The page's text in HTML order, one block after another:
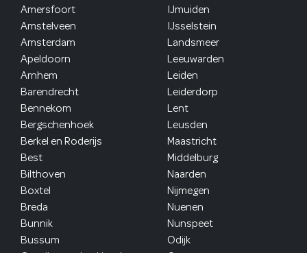
Amersfoort
Amstelveen
Amsterdam
Apeldoorn
Arnhem
Barendrecht
Bennekom
Bergschenhoek
Berkel en Roderijs
Best
Bilthoven
Boxtel
Breda
Bunnik
Bussum
IJmuiden
IJsselstein
Landsmeer
Leeuwarden
Leiden
Leiderdorp
Lent
Leusden
Maastricht
Middelburg
Naarden
Nijmegen
Nuenen
Nunspeet
Odijk